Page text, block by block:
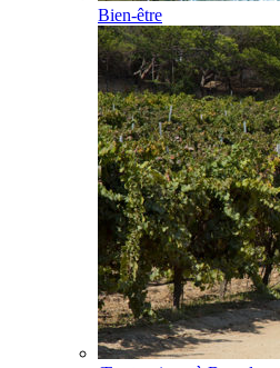
Bien-être